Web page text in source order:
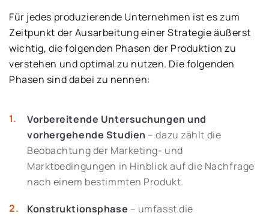
Für jedes produzierende Unternehmen ist es zum
Zeitpunkt der Ausarbeitung einer Strategie äußerst
wichtig, die folgenden Phasen der Produktion zu
verstehen und optimal zu nutzen. Die folgenden
Phasen sind dabei zu nennen:
Vorbereitende Untersuchungen und
vorhergehende Studien – dazu zählt die
Beobachtung der Marketing- und
Marktbedingungen in Hinblick auf die Nachfrage
nach einem bestimmten Produkt.
Konstruktionsphase – umfasst die